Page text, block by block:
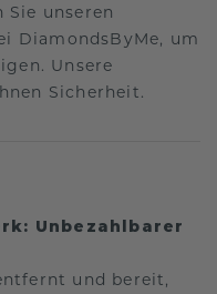
unseren
DiamondsByMe, um
Unsere
Sicherheit.
Unbezahlbarer
und bereit,